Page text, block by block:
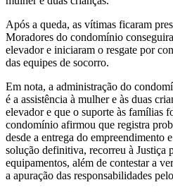
Após a queda, as vítimas ficaram
Moradores do condomínio
elevador e iniciaram o resgate por
das equipes de socorro.
Em nota, a administração do
é a assistência à mulher e às duas
elevador e que o suporte às famílias
condomínio afirmou que registra
desde a entrega do empreendimento
solução definitiva, recorreu à Justiça
equipamentos, além de contestar a
a apuração das responsabilidades